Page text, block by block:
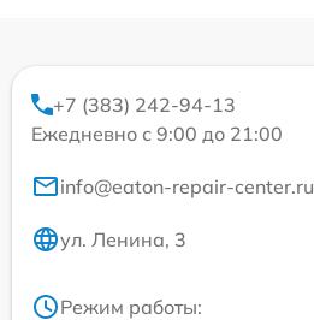
+7 (383) 242-94-13
Ежедневно с 9:00 до 21:00
info@eaton-repair-center.ru
ул. Ленина, 3
Режим работы: